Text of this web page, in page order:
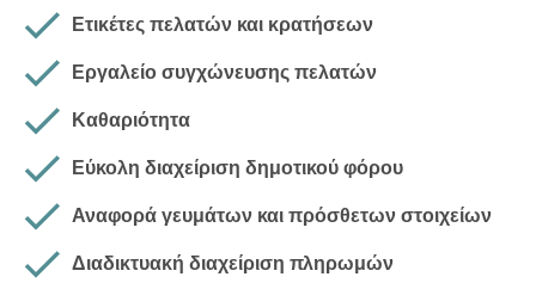
Ετικέτες πελατών και κρατήσεων
Εργαλείο συγχώνευσης πελατών
Καθαριότητα
Εύκολη διαχείριση δημοτικού φόρου
Αναφορά γευμάτων και πρόσθετων στοιχείων
Διαδικτυακή διαχείριση πληρωμών